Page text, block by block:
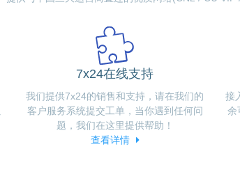
7x24在线支持
我们提供7x24的销售和支持，请在我们的
客户服务系统提交工单，当你遇到任何问
题，我们在这里提供帮助！
查看详情
接
余